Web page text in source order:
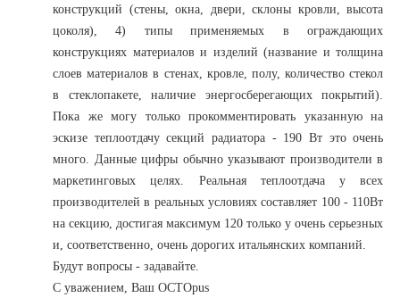
конструкций (стены, окна, двери, склоны кровли, высота
цоколя), 4) типы применяемых в ограждающих
конструкциях материалов и изделий (название и толщина
слоев материалов в стенах, кровле, полу, количество стекол
в стеклопакете, наличие энергосберегающих покрытий).
Пока же могу только прокомментировать указанную на
эскизе теплоотдачу секций радиатора - 190 Вт это очень
много. Данные цифры обычно указывают производители в
маркетинговых целях. Реальная теплоотдача у всех
производителей в реальных условиях составляет 100 - 110Вт
на секцию, достигая максимум 120 только у очень серьезных
и, соответственно, очень дорогих итальянских компаний.
Будут вопросы - задавайте.
С уважением, Ваш OCTOpus